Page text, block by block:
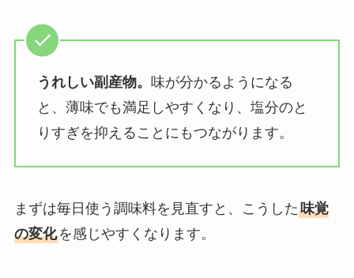
うれしい副産物。 味が分かるようになる
と、薄味でも満足しやすくなり、塩分のと
りすぎを抑えることにもつながります。
まずは毎日使う調味料を見直すと、こうした味覚
の変化を感じやすくなります。